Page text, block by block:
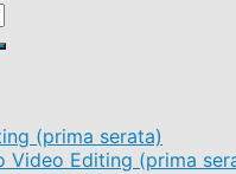
(prima serata)
Video Editing (prima